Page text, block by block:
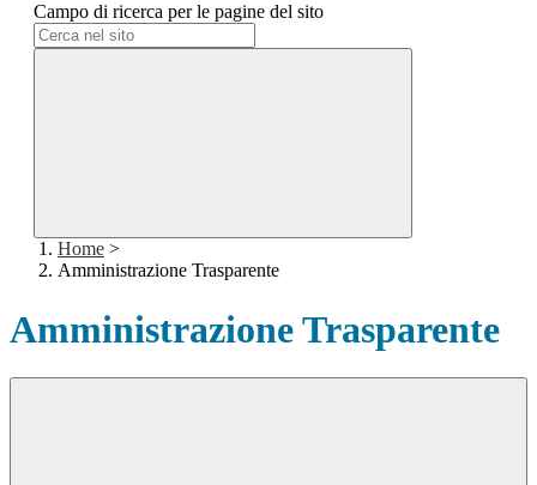
Campo di ricerca per le pagine del sito
Home >
Amministrazione Trasparente
Amministrazione Trasparente